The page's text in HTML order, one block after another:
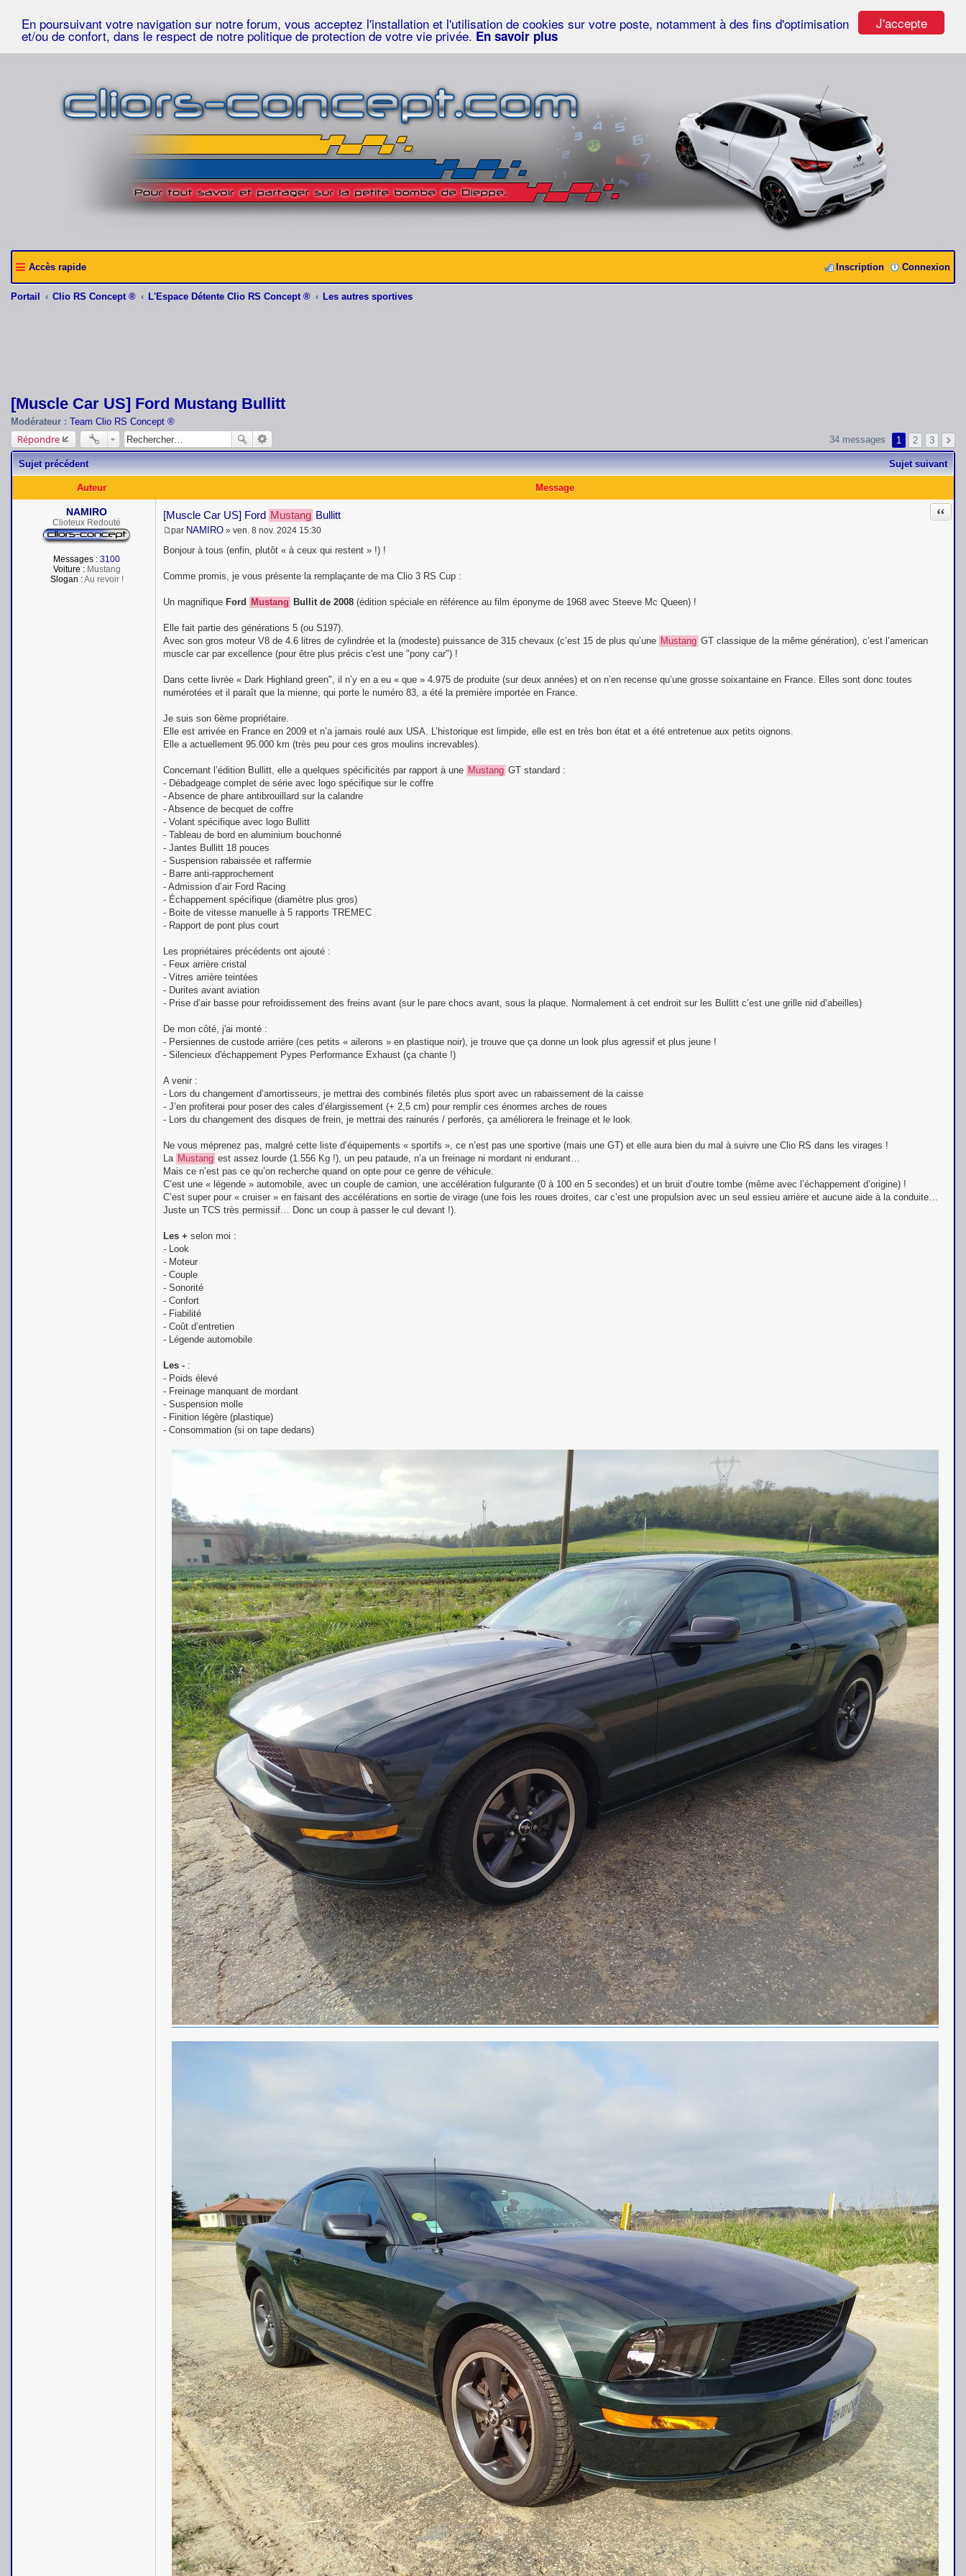
J'accepte
En poursuivant votre navigation sur notre forum, vous acceptez l'installation et l'utilisation de cookies sur votre poste, notamment à des fins d'optimisation
et/ou de confort, dans le respect de notre politique de protection de votre vie privée. En savoir plus
Accès rapide Connexion
Inscription
Portail Clio RS Concept ® L'Espace Détente Clio RS Concept ® Les autres sportives
[Muscle Car US] Ford Mustang Bullitt
Modérateur : Team Clio RS Concept ®
Répondre 34 messages 1 2 3
Sujet précédent Sujet suivant
Auteur Message
NAMIRO
Clioteux Redouté
Messages : 3100
Voiture :Mustang
Slogan :Au revoir !
[Muscle Car US] Ford Mustang Bullitt
M
e
a
e
par NAMIRO » ven. 8 nov. 2024 15:30
Bonjour à tous (enfin, plutôt « à ceux qui restent » !) !
Comme promis, je vous présente la remplaçante de ma Clio 3 RS Cup :
Un magnifique Ford Mustang Bullit de 2008 (édition spéciale en référence au film éponyme de 1968 avec Steeve Mc Queen) !
Elle fait partie des générations 5 (ou S197).
Avec son gros moteur V8 de 4.6 litres de cylindrée et la (modeste) puissance de 315 chevaux (c’est 15 de plus qu’une Mustang GT classique de la même génération), c’est l’american
muscle car par excellence (pour être plus précis c'est une "pony car") !
Dans cette livrée « Dark Highland green", il n’y en a eu « que » 4.975 de produite (sur deux années) et on n’en recense qu’une grosse soixantaine en France. Elles sont donc toutes
numérotées et il paraît que la mienne, qui porte le numéro 83, a été la première importée en France.
Je suis son 6ème propriétaire.
Elle est arrivée en France en 2009 et n’a jamais roulé aux USA. L’historique est limpide, elle est en très bon état et a été entretenue aux petits oignons.
Elle a actuellement 95.000 km (très peu pour ces gros moulins increvables).
Concernant l’édition Bullitt, elle a quelques spécificités par rapport à une Mustang GT standard :
- Débadgeage complet de série avec logo spécifique sur le coffre
- Absence de phare antibrouillard sur la calandre
- Absence de becquet de coffre
- Volant spécifique avec logo Bullitt
- Tableau de bord en aluminium bouchonné
- Jantes Bullitt 18 pouces
- Suspension rabaissée et raffermie
- Barre anti-rapprochement
- Admission d’air Ford Racing
- Échappement spécifique (diamètre plus gros)
- Boite de vitesse manuelle à 5 rapports TREMEC
- Rapport de pont plus court
Les propriétaires précédents ont ajouté :
- Feux arrière cristal
- Vitres arrière teintées
- Durites avant aviation
- Prise d’air basse pour refroidissement des freins avant (sur le pare chocs avant, sous la plaque. Normalement à cet endroit sur les Bullitt c’est une grille nid d’abeilles)
De mon côté, j'ai monté :
- Persiennes de custode arrière (ces petits « ailerons » en plastique noir), je trouve que ça donne un look plus agressif et plus jeune !
- Silencieux d'échappement Pypes Performance Exhaust (ça chante !)
A venir :
- Lors du changement d’amortisseurs, je mettrai des combinés filetés plus sport avec un rabaissement de la caisse
- J’en profiterai pour poser des cales d’élargissement (+ 2,5 cm) pour remplir ces énormes arches de roues
- Lors du changement des disques de frein, je mettrai des rainurés / perforés, ça améliorera le freinage et le look.
Ne vous méprenez pas, malgré cette liste d’équipements « sportifs », ce n’est pas une sportive (mais une GT) et elle aura bien du mal à suivre une Clio RS dans les virages !
La Mustang est assez lourde (1.556 Kg !), un peu pataude, n’a un freinage ni mordant ni endurant…
Mais ce n’est pas ce qu’on recherche quand on opte pour ce genre de véhicule.
C’est une « légende » automobile, avec un couple de camion, une accélération fulgurante (0 à 100 en 5 secondes) et un bruit d’outre tombe (même avec l’échappement d’origine) !
C’est super pour « cruiser » en faisant des accélérations en sortie de virage (une fois les roues droites, car c’est une propulsion avec un seul essieu arrière et aucune aide à la conduite…
Juste un TCS très permissif… Donc un coup à passer le cul devant !).
Les + selon moi :
- Look
- Moteur
- Couple
- Sonorité
- Confort
- Fiabilité
- Coût d’entretien
- Légende automobile
Les - :
- Poids élevé
- Freinage manquant de mordant
- Suspension molle
- Finition légère (plastique)
- Consommation (si on tape dedans)